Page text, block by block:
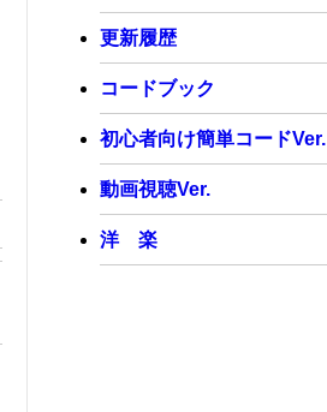
更新履歴
コードブック
初心者向け簡単コードVer.
動画視聴Ver.
洋 楽